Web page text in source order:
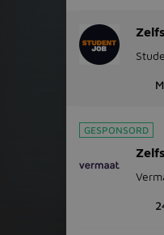
GESPONSORD